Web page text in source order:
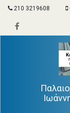
210 3219608